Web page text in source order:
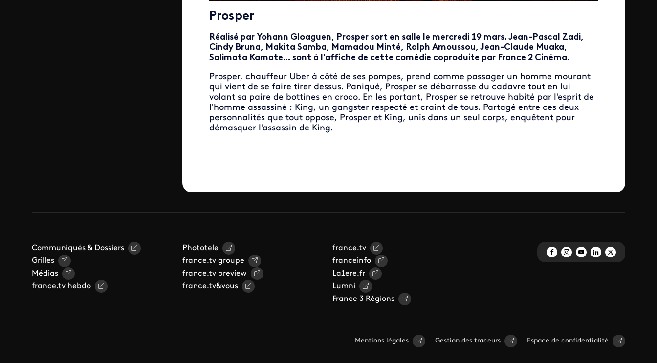
Prosper
Réalisé par Yohann Gloaguen, Prosper sort en salle le mercredi 19 mars. Jean-Pascal Zadi,
Cindy Bruna, Makita Samba, Mamadou Minté, Ralph Amoussou, Jean-Claude Muaka,
Salimata Kamate... sont à l'affiche de cette comédie coproduite par France 2 Cinéma.
Prosper, chauffeur Uber à côté de ses pompes, prend comme passager un homme mourant
qui vient de se faire tirer dessus. Paniqué, Prosper se débarrasse du cadavre tout en lui
volant sa paire de bottines en croco. En les portant, Prosper se retrouve habité par l'esprit de
l'homme assassiné : King, un gangster respecté et craint de tous. Partagé entre ces deux
personnalités que tout oppose, Prosper et King, unis dans un seul corps, enquêtent pour
démasquer l'assassin de King.
Communiqués & Dossiers
Grilles
Médias
france.tv hebdo
Phototele
france.tv groupe
france.tv preview
france.tv&vous
france.tv
franceinfo
La1ere.fr
Lumni
France 3 Régions
Mentions légales Gestion des traceurs Espace de confidentialité